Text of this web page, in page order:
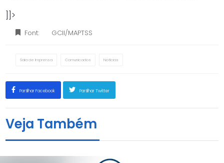
]]>
Font: GCII/MAPTSS
Sala de Imprensa Comunicados Notícias
Partilhar Facebook Partilhar Twitter
Veja Também